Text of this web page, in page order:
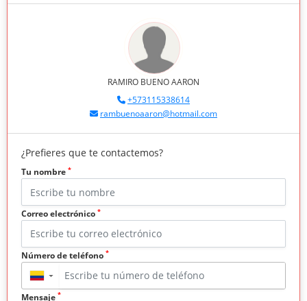
RAMIRO BUENO AARON
+573115338614
rambuenoaaron@hotmail.com
¿Prefieres que te contactemos?
Tu nombre *
Correo electrónico *
Número de teléfono *
▼
Mensaje *